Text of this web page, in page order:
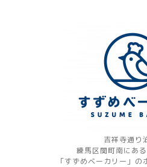
吉祥寺通り
練馬区関町南にあ
「すずめベーカリー」の